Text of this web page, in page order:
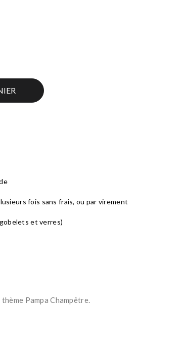
fois sans frais, ou par virement
et verres)
Pampa Champêtre.